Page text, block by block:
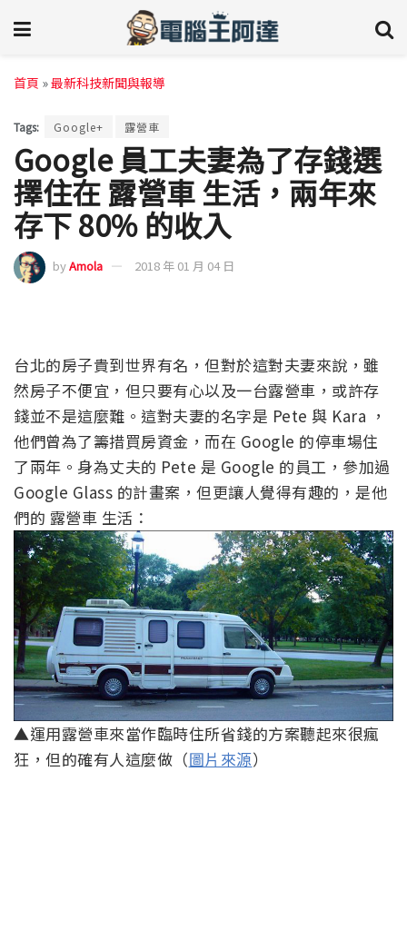
首頁 »最新科技新聞與報導
Tags: Google+ 露營車
Google 員工夫妻為了存錢選
擇住在 露營車 生活，兩年來
存下 80% 的收入
byAmola 2018 年 01 月 04 日
台北的房子貴到世界有名，但對於這對夫妻來說，雖
然房子不便宜，但只要有心以及一台露營車，或許存
錢並不是這麼難。這對夫妻的名字是 Pete 與 Kara ，
他們曾為了籌措買房資金，而在 Google 的停車場住
了兩年。身為丈夫的 Pete 是 Google 的員工，參加過
Google Glass 的計畫案，但更讓人覺得有趣的，是他
們的 露營車 生活：
▲運用露營車來當作臨時住所省錢的方案聽起來很瘋
狂，但的確有人這麼做（圖片來源）